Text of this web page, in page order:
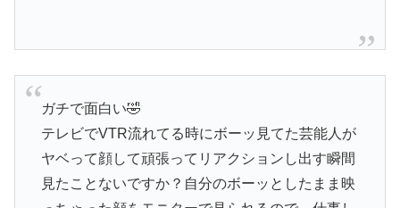
ガチで面白い🤣
テレビでVTR流れてる時にボーッ見てた芸能人が
ヤベって顔して頑張ってリアクションし出す瞬間
見たことないですか？自分のボーッとしたまま映